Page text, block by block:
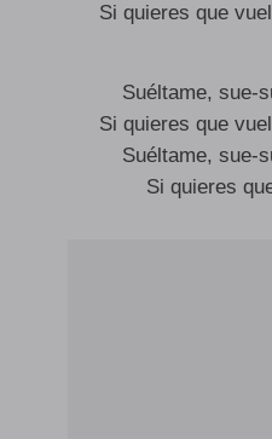
Si quieres que
Suéltame, sue-
Si quieres que
Suéltame, sue-
Si quieres